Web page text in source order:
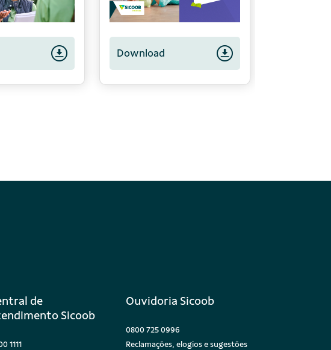
Download Download
de
Sicoob
1111
Ouvidoria Sicoob
0800 725 0996
Reclamações, elogios e sugestões